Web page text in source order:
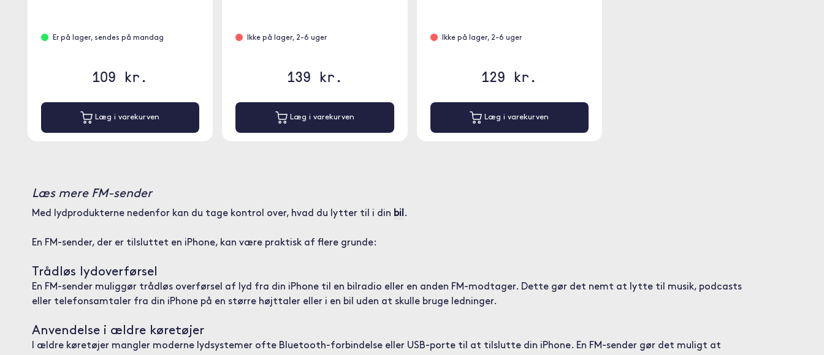
Er på lager, sendes på mandag
109 kr.
Læg i varekurven
Ikke på lager, 2-6 uger
139 kr.
Læg i varekurven
Ikke på lager, 2-6 uger
129 kr.
Læg i varekurven
Læs mere FM-sender
Med lydprodukterne nedenfor kan du tage kontrol over, hvad du lytter til i din bil .
En FM-sender, der er tilsluttet en iPhone, kan være praktisk af flere grunde:
Trådløs lydoverførsel
En FM-sender muliggør trådløs overførsel af lyd fra din iPhone til en bilradio eller en anden FM-modtager. Dette gør det nemt at lytte til musik, podcasts
eller telefonsamtaler fra din iPhone på en større højttaler eller i en bil uden at skulle bruge ledninger.
Anvendelse i ældre køretøjer
I ældre køretøjer mangler moderne lydsystemer ofte Bluetooth-forbindelse eller USB-porte til at tilslutte din iPhone. En FM-sender gør det muligt at